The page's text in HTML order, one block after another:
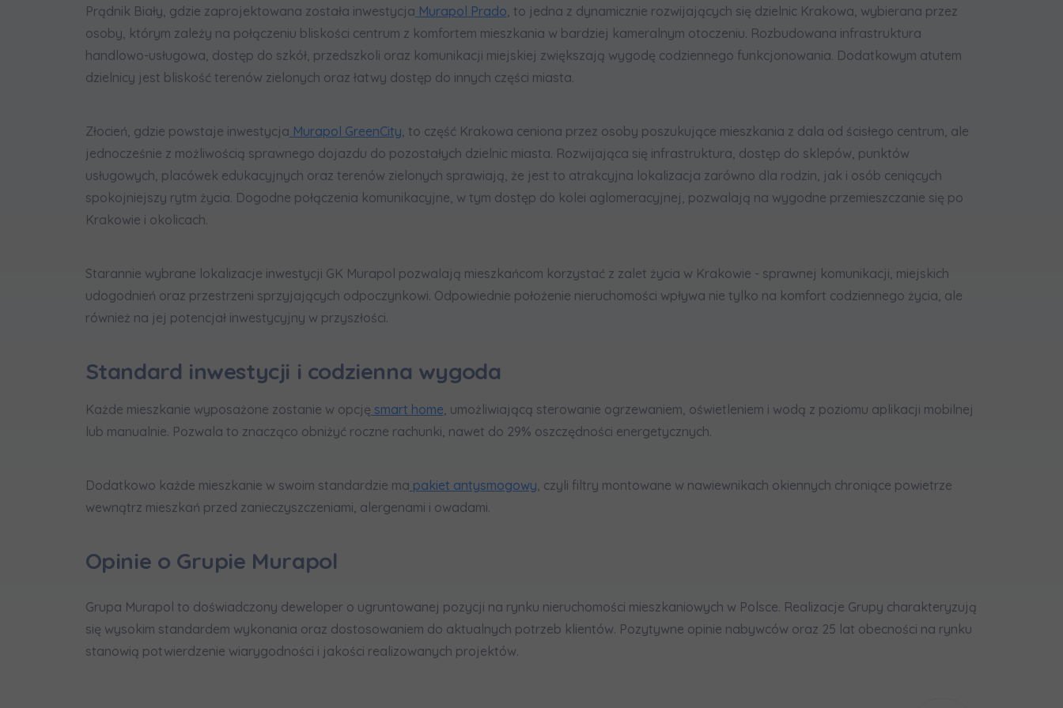
Prądnik Biały, gdzie zaprojektowana została inwestycja Murapol Prado , to jedna z dynamicznie rozwijających się dzielnic Krakowa, wybierana przez
osoby, którym zależy na połączeniu bliskości centrum z komfortem mieszkania w bardziej kameralnym otoczeniu. Rozbudowana infrastruktura
handlowo-usługowa, dostęp do szkół, przedszkoli oraz komunikacji miejskiej zwiększają wygodę codziennego funkcjonowania. Dodatkowym atutem
dzielnicy jest bliskość terenów zielonych oraz łatwy dostęp do innych części miasta.
Złocień, gdzie powstaje inwestycja Murapol GreenCity , to część Krakowa ceniona przez osoby poszukujące mieszkania z dala od ścisłego centrum, ale
jednocześnie z możliwością sprawnego dojazdu do pozostałych dzielnic miasta. Rozwijająca się infrastruktura, dostęp do sklepów, punktów
usługowych, placówek edukacyjnych oraz terenów zielonych sprawiają, że jest to atrakcyjna lokalizacja zarówno dla rodzin, jak i osób ceniących
spokojniejszy rytm życia. Dogodne połączenia komunikacyjne, w tym dostęp do kolei aglomeracyjnej, pozwalają na wygodne przemieszczanie się po
Krakowie i okolicach.
Starannie wybrane lokalizacje inwestycji GK Murapol pozwalają mieszkańcom korzystać z zalet życia w Krakowie - sprawnej komunikacji, miejskich
udogodnień oraz przestrzeni sprzyjających odpoczynkowi. Odpowiednie położenie nieruchomości wpływa nie tylko na komfort codziennego życia, ale
również na jej potencjał inwestycyjny w przyszłości.
Standard inwestycji i codzienna wygoda
Każde mieszkanie wyposażone zostanie w opcję smart home , umożliwiającą sterowanie ogrzewaniem, oświetleniem i wodą z poziomu aplikacji mobilnej
lub manualnie. Pozwala to znacząco obniżyć roczne rachunki, nawet do 29% oszczędności energetycznych.
Dodatkowo każde mieszkanie w swoim standardzie ma pakiet antysmogowy , czyli filtry montowane w nawiewnikach okiennych chroniące powietrze
wewnątrz mieszkań przed zanieczyszczeniami, alergenami i owadami.
Opinie o Grupie Murapol
Grupa Murapol to doświadczony deweloper o ugruntowanej pozycji na rynku nieruchomości mieszkaniowych w Polsce. Realizacje Grupy charakteryzują
się wysokim standardem wykonania oraz dostosowaniem do aktualnych potrzeb klientów. Pozytywne opinie nabywców oraz 25 lat obecności na rynku
stanowią potwierdzenie wiarygodności i jakości realizowanych projektów.